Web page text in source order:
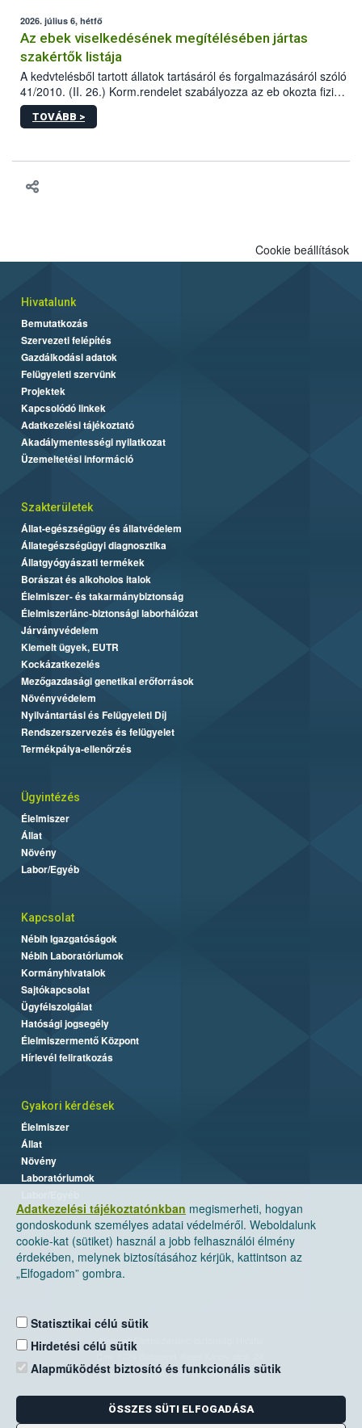
2026. július 6, hétfő
Az ebek viselkedésének megítélésében jártas
szakértők listája
A kedvtelésből tartott állatok tartásáról és forgalmazásáról szóló
41/2010. (II. 26.) Korm.rendelet szabályozza az eb okozta fizikai
sérülés, illetve ennek veszélye keletkezésekor felmerülő
hatósági feladatokat, valamint a veszélyes eb tartását és annak
TOVÁBB >
Adatkezelési tájékoztatónkban megismerheti, hogyan
gondoskodunk személyes adatai védelméről. Weboldalunk
cookie-kat (sütiket) használ a jobb felhasználói élmény
érdekében, melynek biztosításához kérjük, kattintson az
„Elfogadom” gombra.
Statisztikai célú sütik
Hirdetési célú sütik
Alapműködést biztosító és funkcionális sütik
ÖSSZES SÜTI ELFOGADÁSA
Cookie beállítások
Hivatalunk
Bemutatkozás
Szervezeti felépítés
Gazdálkodási adatok
Felügyeleti szervünk
Projektek
Kapcsolódó linkek
Adatkezelési tájékoztató
Akadálymentességi nyilatkozat
Üzemeltetési információ
Szakterületek
Állat-egészségügy és állatvédelem
Állategészségügyi diagnosztika
Állatgyógyászati termékek
Borászat és alkoholos italok
Élelmiszer- és takarmánybiztonság
Élelmiszerlánc-biztonsági laborhálózat
Járványvédelem
Kiemelt ügyek, EUTR
Kockázatkezelés
Mezőgazdasági genetikai erőforrások
Növényvédelem
Nyilvántartási és Felügyeleti Díj
Rendszerszervezés és felügyelet
Termékpálya-ellenőrzés
Ügyintézés
Élelmiszer
Állat
Növény
Labor/Egyéb
Kapcsolat
Nébih Igazgatóságok
Nébih Laboratóriumok
Kormányhivatalok
Sajtókapcsolat
Ügyfélszolgálat
Hatósági jogsegély
Élelmiszermentő Központ
Hírlevél feliratkozás
Gyakori kérdések
Élelmiszer
Állat
Növény
Laboratóriumok
Nemzeti Élelmiszerlánc-biztonsági Hivatal
Levelezési cím: 1525 Budapest. Pf. 30.
E-mail:ugyfelszolgalat@nebih.gov.hu